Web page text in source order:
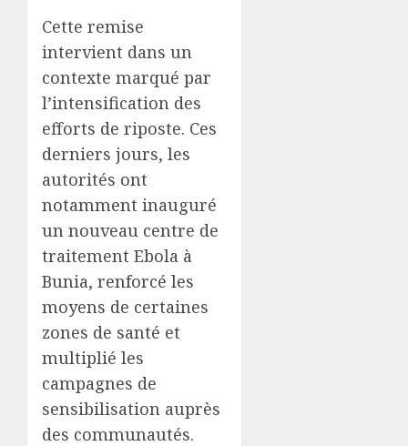
Cette remise
intervient dans un
contexte marqué par
l’intensification des
efforts de riposte. Ces
derniers jours, les
autorités ont
notamment inauguré
un nouveau centre de
traitement Ebola à
Bunia, renforcé les
moyens de certaines
zones de santé et
multiplié les
campagnes de
sensibilisation auprès
des communautés.